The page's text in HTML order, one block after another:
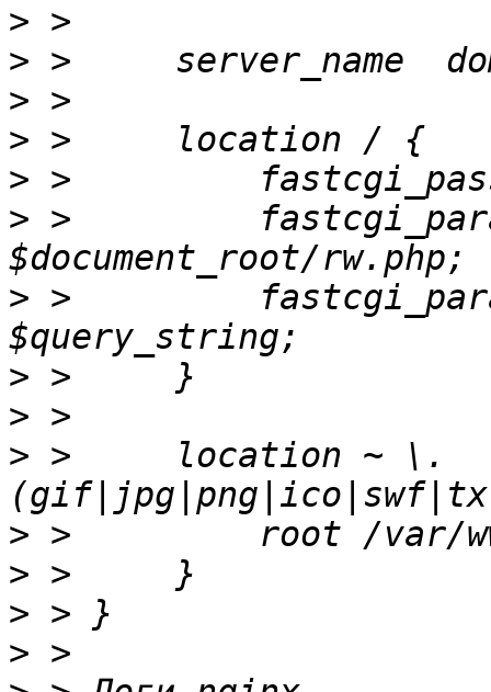
>
>
>
>
>
> >         fastcgi_param
> >         fastcgi_param
>
>
> >     location ~ \.
>
>
>
>